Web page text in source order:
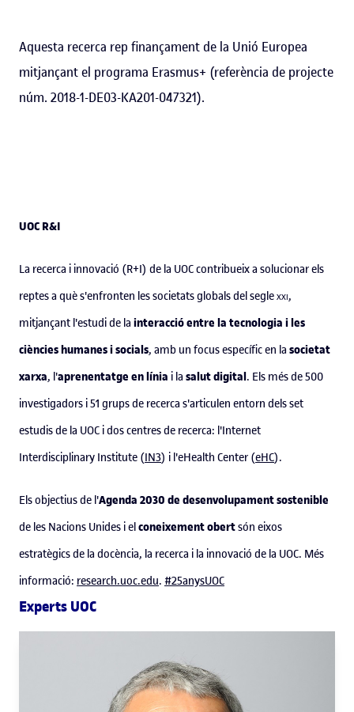
Aquesta recerca rep finançament de la Unió Europea
mitjançant el programa Erasmus+ (referència de projecte
núm. 2018-1-DE03-KA201-047321).
UOC R&I
La recerca i innovació (R+I) de la UOC contribueix a solucionar els
reptes a què s'enfronten les societats globals del seglexxi,
mitjançant l'estudi de la interacció entre la tecnologia i les
ciències humanes i socials, amb un focus específic en la societat
xarxa, l'aprenentatge en línia i la salut digital. Els més de 500
investigadors i 51 grups de recerca s'articulen entorn dels set
estudis de la UOC i dos centres de recerca: l'Internet
Interdisciplinary Institute (IN3) i l'eHealth Center (eHC).
Els objectius de l'Agenda 2030 de desenvolupament sostenible
de les Nacions Unides i elconeixement obertsón eixos
estratègics de la docència, la recerca i la innovació de la UOC. Més
informació: research.uoc.edu. #25anysUOC
Experts UOC